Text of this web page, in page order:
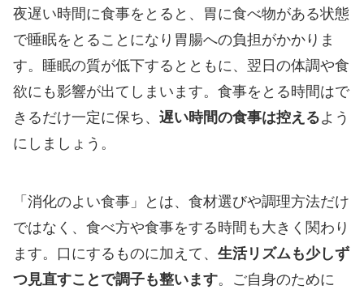
夜遅い時間に食事をとると、胃に食べ物がある状態
で睡眠をとることになり胃腸への負担がかかりま
す。睡眠の質が低下するとともに、翌日の体調や食
欲にも影響が出てしまいます。食事をとる時間はで
きるだけ一定に保ち、 遅い時間の食事は控えるよう
にしましょう。
「消化のよい食事」とは、食材選びや調理方法だけ
ではなく、食べ方や食事をする時間も大きく関わり
ます。口にするものに加えて、 生活リズムも少しず
つ見直すことで調子も整います。ご自身のために